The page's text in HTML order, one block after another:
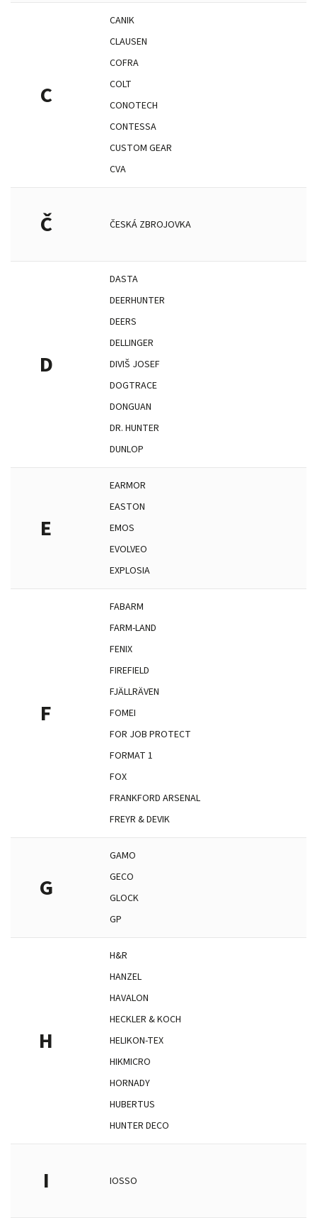
C
CANIK
CLAUSEN
COFRA
COLT
CONOTECH
CONTESSA
CUSTOM GEAR
CVA
Č ČESKÁ ZBROJOVKA
D
DASTA
DEERHUNTER
DEERS
DELLINGER
DIVIŠ JOSEF
DOGTRACE
DONGUAN
DR. HUNTER
DUNLOP
E
EARMOR
EASTON
EMOS
EVOLVEO
EXPLOSIA
F
FABARM
FARM-LAND
FENIX
FIREFIELD
FJÄLLRÄVEN
FOMEI
FOR JOB PROTECT
FORMAT 1
FOX
FRANKFORD ARSENAL
FREYR & DEVIK
G
GAMO
GECO
GLOCK
GP
H
H&R
HANZEL
HAVALON
HECKLER & KOCH
HELIKON-TEX
HIKMICRO
HORNADY
HUBERTUS
HUNTER DECO
I IOSSO